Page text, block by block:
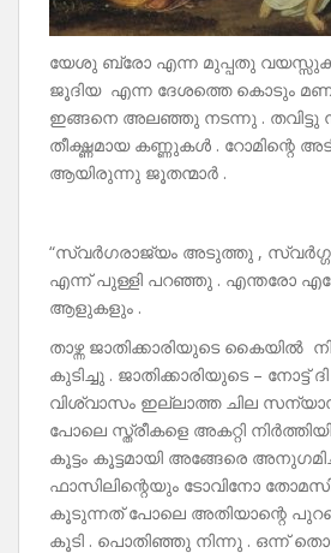
യേശു ബ്രോ എന്ന മുപ്പതു
ജൂദിയ എന്ന ദേശത്തെ കൊടും
ഇങ്ങനെ അലഞ്ഞു നടന്നു . തവിട്ടു
തീക്ഷ്ണമായ കണ്ണുകൾ . റോമിന്റെ
ആയിരുന്നു ജൂതന്മാർ .
“സ്വർഗരാജ്യം അടുത്തു ,
എന്ന് പുള്ളി പറഞ്ഞു . എന്തരോ
ആളുകളും .
താഴ്ന്ന ജാതിക്കാരിയുടെ കൈയിൽ
കുടിച്ചു . ജാതിക്കാരിയുടെ – നോട്ട്
വിശ്വാസം ഇല്ലാത്ത ചില
പോലെ സ്ത്രീകളെ അകറ്റി
കൂട്ടം കൂട്ടമായി അങ്ങേരെ
ഫാസിലിന്റെയും ടോവിനോ
കൂടുന്നത് പോലെ അതിയാന്റെ
കൂടി . പൊതിഞ്ഞു നിന്നു . ഒന്ന്